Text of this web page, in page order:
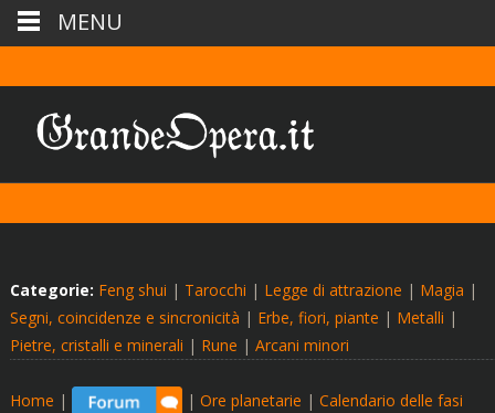
Categorie: Feng shui | Tarocchi | Legge di attrazione | Magia |
Segni, coincidenze e sincronicità | Erbe, fiori, piante | Metalli |
Pietre, cristalli e minerali | Rune | Arcani minori
Home | | Ore planetarie | Calendario delle fasi
MENU